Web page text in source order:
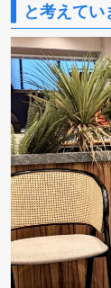
と考えてい